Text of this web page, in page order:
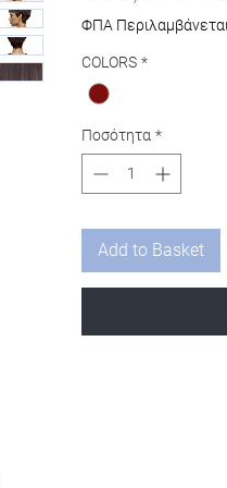
ΦΠΑ Περιλαμβάνεται
COLORS *
Ποσότητα *
Add to Basket